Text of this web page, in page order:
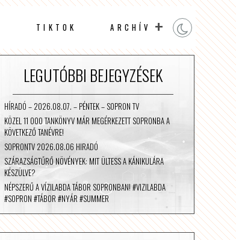
TIKTOK ARCHÍV
LEGUTÓBBI BEJEGYZÉSEK
HÍRADÓ – 2026.08.07. – PÉNTEK – SOPRON TV
KÖZEL 11 000 TANKÖNYV MÁR MEGÉRKEZETT SOPRONBA A
KÖVETKEZŐ TANÉVRE!
SOPRONTV 2026.08.06 HIRADÓ
SZÁRAZSÁGTŰRŐ NÖVÉNYEK: MIT ÜLTESS A KÁNIKULÁRA
KÉSZÜLVE?
NÉPSZERŰ A VÍZILABDA TÁBOR SOPRONBAN! #VIZILABDA
#SOPRON #TÁBOR #NYÁR #SUMMER